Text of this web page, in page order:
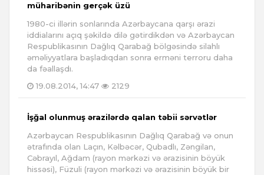
müharibənin gerçək üzü
1980-ci illərin sonlarında Azərbaycana qarşı ərazi
iddialarını açıq şəkildə dilə gətirdikdən və Azərbaycan
Respublikasının Dağlıq Qarabağ bölgəsində silahlı
əməliyyatlara başladıqdan sonra erməni terroru daha
da fəallaşdı.
19.08.2014, 14:47
2129
İşğal olunmuş ərazilərdə qalan təbii sərvətlər
Azərbaycan Respublikasının Dağlıq Qarabağ və onun
ətrafında olan Laçın, Kəlbəcər, Qubadlı, Zəngilan,
Cəbrayıl, Ağdam (rayon mərkəzi və ərazisinin böyük
hissəsi), Füzuli (rayon mərkəzi və ərazisinin böyük bir